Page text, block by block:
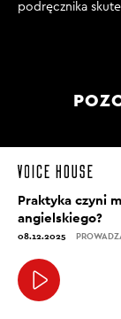
podręcznika
Praktyka czyni
angielskiego?
08.12.2025